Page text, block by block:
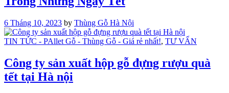
6 Tháng 10, 2023 by Thùng Gỗ Hà Nội
TIN TỨC - PAllet Gỗ - Thùng Gỗ - Giá rẻ nhất!, TƯ VẤN
Công ty sản xuất hộp gỗ đựng rượu quà
tết tại Hà nội